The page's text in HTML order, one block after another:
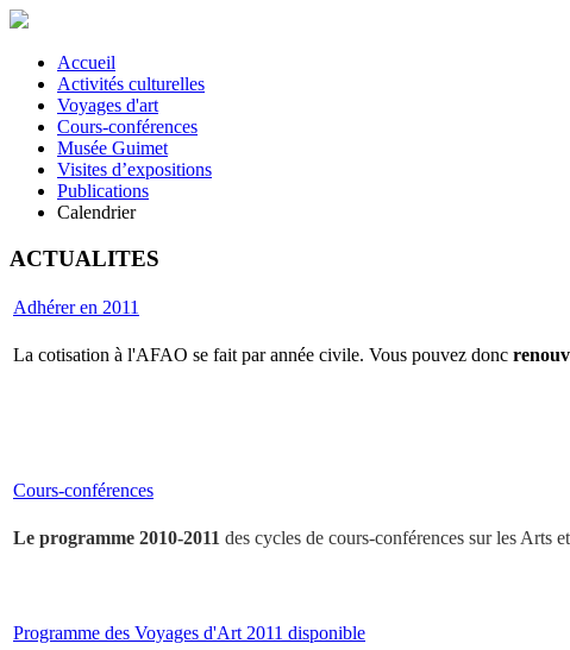
Accueil
Activités culturelles
Voyages d'art
Cours-conférences
Musée Guimet
Visites d’expositions
Publications
Calendrier
ACTUALITES
Adhérer en 2011
La cotisation à l'AFAO se fait par année civile. Vous pouvez donc
Cours-conférences
Le programme 2010-2011 des cycles de cours-conférences sur les Arts
Programme des Voyages d'Art 2011 disponible